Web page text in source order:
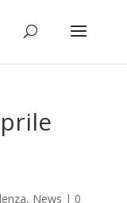
, News | 0